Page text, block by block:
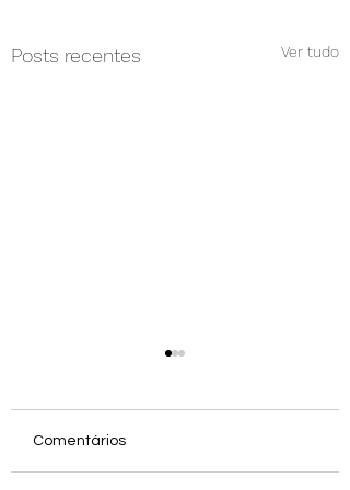
Posts recentes Ver tudo
Comentários